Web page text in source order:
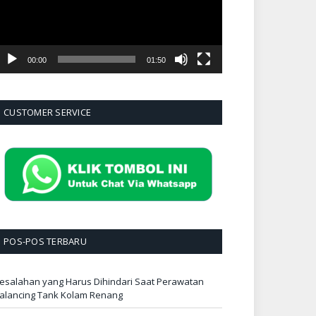
00:00 01:50
CUSTOMER SERVICE
POS-POS TERBARU
yang Harus Dihindari Saat Perawatan
Tank Kolam Renang